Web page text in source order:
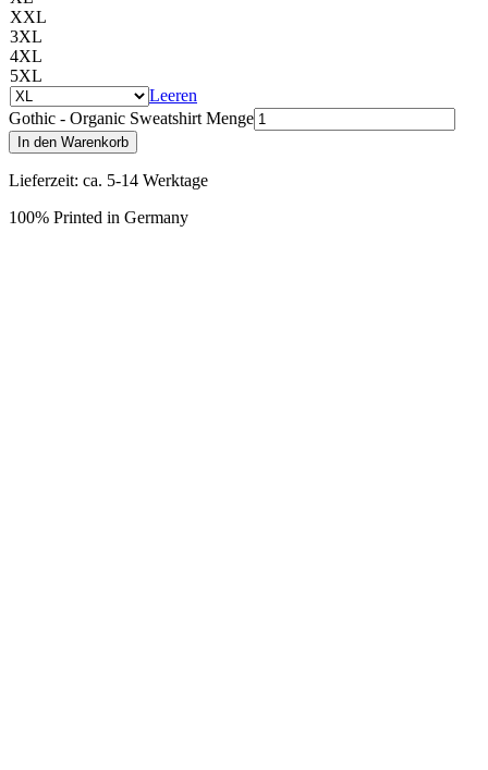
XXL
3XL
4XL
5XL
Leeren
Gothic - Organic Sweatshirt Menge
In den Warenkorb
Lieferzeit: ca. 5-14 Werktage
100% Printed in Germany